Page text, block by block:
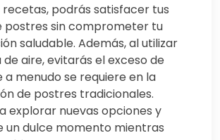
recetas, podrás satisfacer tus
postres sin comprometer tu
saludable. Además, al utilizar
aire, evitarás el exceso de
a menudo se requiere en la
de postres tradicionales.
explorar nuevas opciones y
un dulce momento mientras